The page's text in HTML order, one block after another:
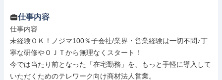
仕事内容
仕事内容
未経験ＯＫ！ノジマ100％子会社/業界・営業経験は一切不問♪丁
寧な研修やＯＪＴから無理なくスタート！
今では当たり前となった「在宅勤務」を、もっと手軽に導入して
いただくためのテレワーク向け商材法人営業。